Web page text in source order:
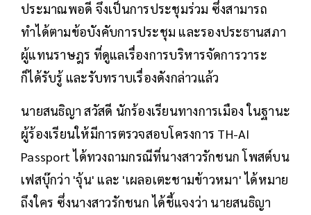
ประมาณพอดี จึงเป็นการประชุมร่วม ซึ่งสามารถ
ทำได้ตามข้อบังคับการประชุม และรองประธานสภา
ผู้แทนราษฎร ที่ดูแลเรื่องการบริหารจัดการวาระ
ก็ได้รับรู้ และรับทราบเรื่องดังกล่าวแล้ว
นายสนธิญา สวัสดี นักร้องเรียนทางการเมือง ในฐานะ
ผู้ร้องเรียนให้มีการตรวจสอบโครงการ TH-AI
Passport ได้ทวงถามกรณีที่นางสาวรักชนก โพสต์บน
เฟสบุ๊กว่า 'จุ้น' และ 'เผลอเตะชามข้าวหมา' ได้หมาย
ถึงใคร ซึ่งนางสาวรักชนก ได้ชี้แจงว่า นายสนธิญา